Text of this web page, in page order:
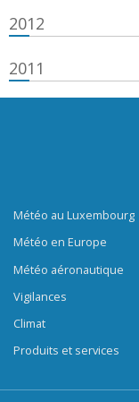
2012
2011
Météo au Luxembourg
Météo en Europe
Météo aéronautique
Vigilances
Climat
Produits et services